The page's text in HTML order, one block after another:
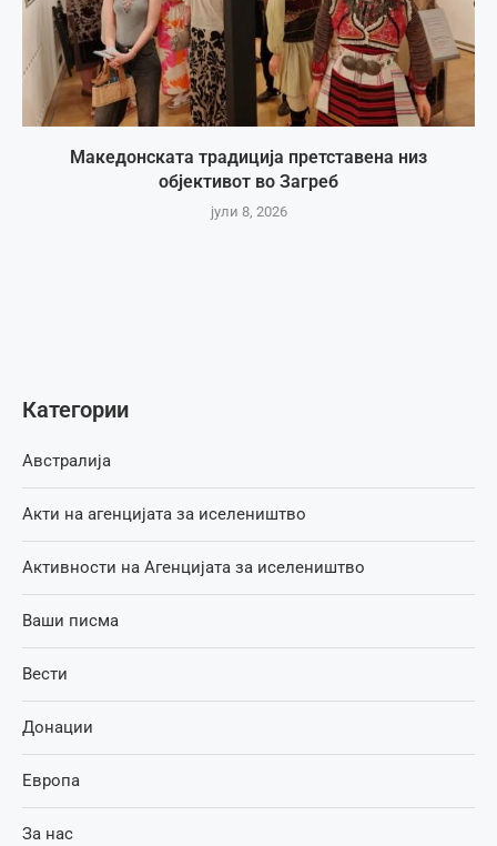
Македонската традиција претставена низ
објективот во Загреб
јули 8, 2026
Категории
Австралија
Акти на агенцијата за иселеништво
Активности на Агенцијата за иселеништво
Ваши писма
Вести
Донации
Европа
За нас